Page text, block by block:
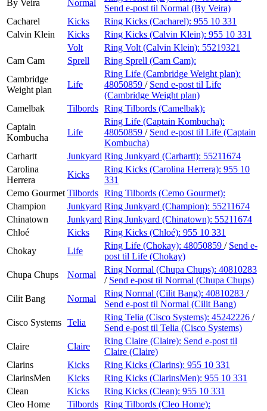
By Veira Normal
Send e-post til Normal (By Veira)
Cacharel
Kicks Ring Kicks (Cacharel): 955 10 331
Calvin Klein
Kicks Ring Kicks (Calvin Klein): 955 10 331
Volt
Ring Volt (Calvin Klein): 55219321
Cam Cam
Sprell
Ring Sprell (Cam Cam):
Cambridge
Weight plan
Life
Ring Life (Cambridge Weight plan):
48050859 / Send e-post til Life
(Cambridge Weight plan)
Camelbak
Tilbords Ring Tilbords (Camelbak):
Captain
Kombucha
Life
Ring Life (Captain Kombucha):
48050859 / Send e-post til Life (Captain
Kombucha)
Carhartt
Junkyard Ring Junkyard (Carhartt): 55211674
Carolina
Herrera
Kicks
Ring Kicks (Carolina Herrera): 955 10
331
Cemo Gourmet Tilbords Ring Tilbords (Cemo Gourmet):
Champion
Junkyard Ring Junkyard (Champion): 55211674
Chinatown
Junkyard Ring Junkyard (Chinatown): 55211674
Chloé
Kicks Ring Kicks (Chloé): 955 10 331
Chokay
Life
Ring Life (Chokay): 48050859 / Send e-
post til Life (Chokay)
Chupa Chups
Normal
Ring Normal (Chupa Chups): 40810283
/ Send e-post til Normal (Chupa Chups)
Cilit Bang
Normal
Ring Normal (Cilit Bang): 40810283 /
Send e-post til Normal (Cilit Bang)
Cisco Systems Telia
Ring Telia (Cisco Systems): 45242226 /
Send e-post til Telia (Cisco Systems)
Claire
Claire
Ring Claire (Claire): Send e-post til
Claire (Claire)
Clarins
Kicks Ring Kicks (Clarins): 955 10 331
ClarinsMen
Kicks Ring Kicks (ClarinsMen): 955 10 331
Clean
Kicks Ring Kicks (Clean): 955 10 331
Cleo Home
Tilbords Ring Tilbords (Cleo Home):